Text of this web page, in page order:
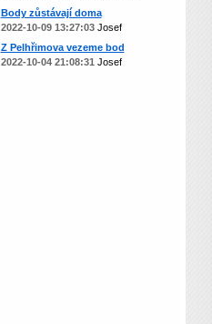
Body zůstávají doma
2022-10-09 13:27:03Josef
Z Pelhřimova vezeme bod
2022-10-04 21:08:31 Josef